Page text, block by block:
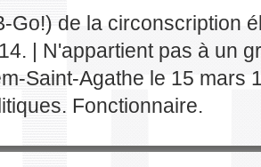
Go!) de la circonscription
| N'appartient pas à un
Saint-Agathe le 15 mars
Fonctionnaire.